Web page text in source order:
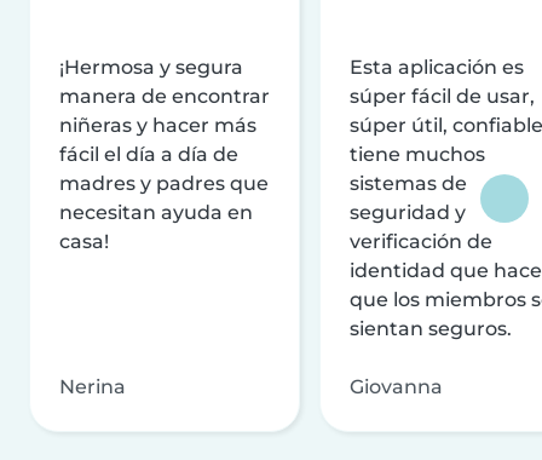
¡Hermosa y segura
manera de encontrar
niñeras y hacer más
fácil el día a día de
madres y padres que
necesitan ayuda en
casa!
Nerina
Esta aplicación es
súper fácil de usar,
súper útil,
tiene muchos
sistemas de
seguridad y
verificación de
identidad que
que los miembros
sientan seguros.
Giovanna